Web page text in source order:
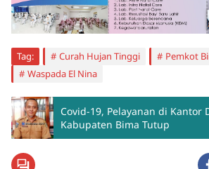
Tag: Curah Hujan Tinggi
Pemkot
Waspada El Nina
Covid-19, Pelayanan di Kantor
Kabupaten Bima Tutup